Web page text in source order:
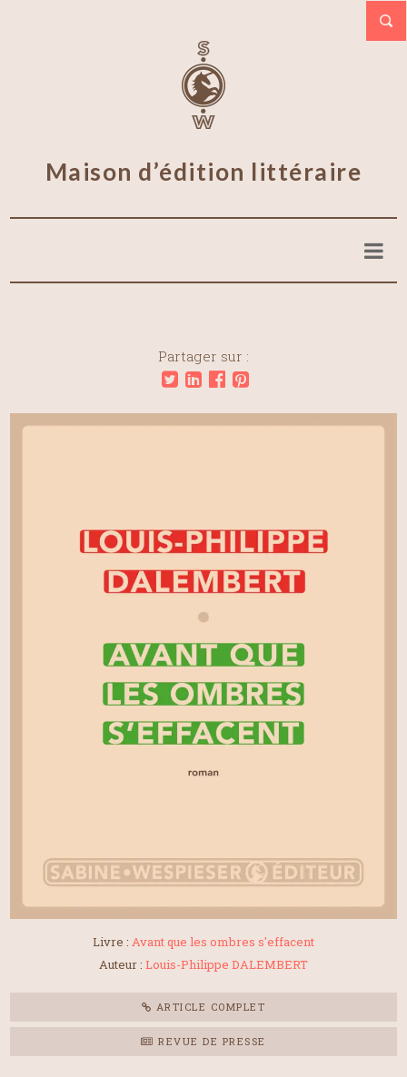
Maison d’édition littéraire
Partager sur :
Livre : Avant que les ombres s'effacent
Auteur : Louis-Philippe DALEMBERT
ARTICLE COMPLET
REVUE DE PRESSE